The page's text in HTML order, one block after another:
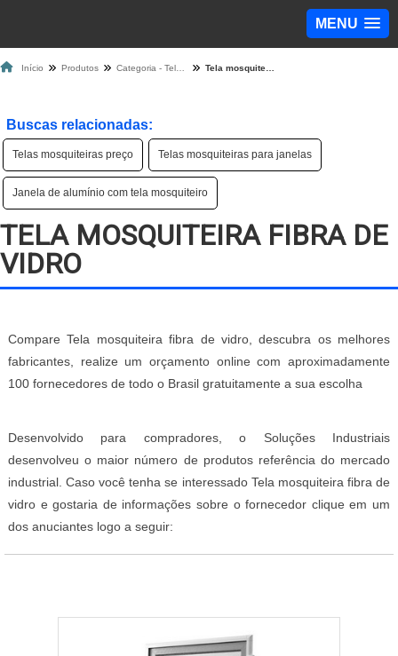
MENU
Início Produtos
Buscas relacionadas:
Telas mosquiteiras preço Telas mosquiteiras para janelas
Janela de alumínio com tela mosquiteiro
TELA MOSQUITEIRA FIBRA DE
VIDRO
Compare Tela mosquiteira fibra de vidro, descubra os melhores
fabricantes, realize um orçamento online com aproximadamente
100 fornecedores de todo o Brasil gratuitamente a sua escolha
Desenvolvido para compradores, o Soluções Industriais
desenvolveu o maior número de produtos referência do mercado
industrial. Caso você tenha se interessado Tela mosquiteira fibra de
vidro e gostaria de informações sobre o fornecedor clique em um
dos anuciantes logo a seguir: